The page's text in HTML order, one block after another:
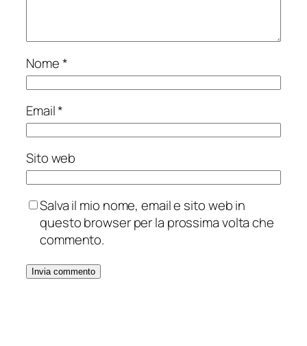
Nome*
Email*
Sito web
Salva il mio nome, email e sito web in
questo browser per la prossima volta che
commento.